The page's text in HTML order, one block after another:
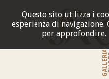
Questo sito utilizza i
esperienza di navigazione.
per approfondire.
GALLERIA